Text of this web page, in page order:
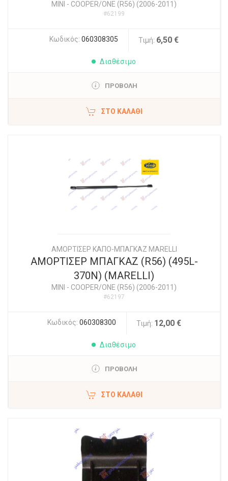
MINI - COOPER/ONE (R56) (2006-2011)
#62199
Κωδικός: 060308305 Τιμή: 6,50 €
Διαθέσιμο
ΠΡΟΒΟΛΗ
ΣΤΟ ΚΑΛΆΘΙ
ΑΜΟΡΤΙΣΕΡ ΚΑΠΟ-ΜΠΑΓΚΑΖ MARELLI
ΑΜΟΡΤΙΣΕΡ ΜΠΑΓΚΑΖ (R56) (495L-
370N) (MARELLI)
MINI - COOPER/ONE (R56) (2006-2011)
#62197
Κωδικός: 060308300 Τιμή: 12,00 €
Διαθέσιμο
ΠΡΟΒΟΛΗ
ΣΤΟ ΚΑΛΆΘΙ